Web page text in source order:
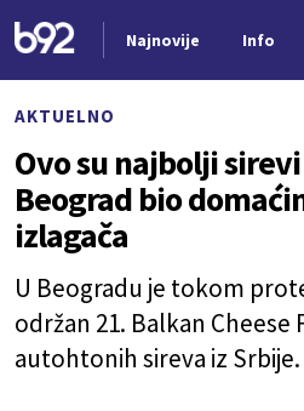
Najnovije Info
AKTUELNO
Ovo su najbolji
Beograd bio
izlagača
U Beogradu je tokom
održan 21. Balkan Cheese
autohtonih sireva iz Srbije.